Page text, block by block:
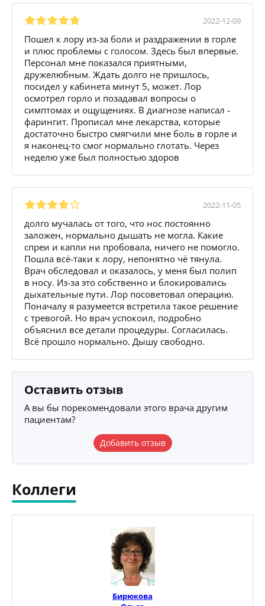
2022-12-09
Пошел к лору из-за боли и раздражении в горле
и плюс проблемы с голосом. Здесь был впервые.
Персонал мне показался приятными,
дружелюбным. Ждать долго не пришлось,
посидел у кабинета минут 5, может. Лор
осмотрел горло и позадавал вопросы о
симптомах и ощущениях. В диагнозе написал -
фарингит. Прописал мне лекарства, которые
достаточно быстро смягчили мне боль в горле и
я наконец-то смог нормально глотать. Через
неделю уже был полностью здоров
2022-11-05
долго мучалась от того, что нос постоянно
заложен, нормально дышать не могла. Какие
спреи и капли ни пробовала, ничего не помогло.
Пошла всё-таки к лору, непонятно чё тянула.
Врач обследовал и оказалось, у меня был полип
в носу. Из-за это собственно и блокировались
дыхательные пути. Лор посоветовал операцию.
Поначалу я разумеется встретила такое решение
с тревогой. Но врач успокоил, подробно
объяснил все детали процедуры. Согласилась.
Всё прошло нормально. Дышу свободно.
Оставить отзыв
А вы бы порекомендовали этого врача другим
пациентам?
Добавить отзыв
Коллеги
Бирюкова